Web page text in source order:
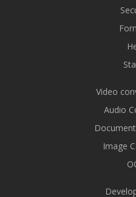
Video
Audio
Image